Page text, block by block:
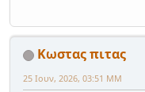
Κωστας πιτας
25 Ιουν, 2026, 03:51 ΜΜ